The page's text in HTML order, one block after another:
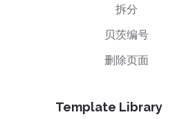
拆分
贝茨编号
删除页面
Template Library